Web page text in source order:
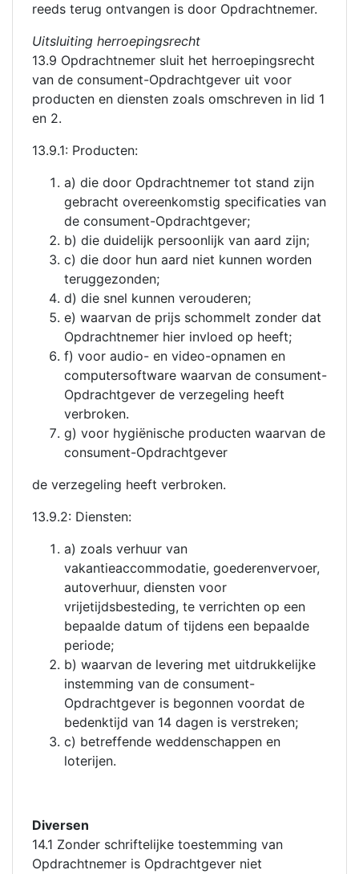
reeds terug ontvangen is door Opdrachtnemer.
Uitsluiting herroepingsrecht
13.9 Opdrachtnemer sluit het herroepingsrecht
van de consument-Opdrachtgever uit voor
producten en diensten zoals omschreven in lid 1
en 2.
13.9.1: Producten:
a) die door Opdrachtnemer tot stand zijn
gebracht overeenkomstig specificaties van
de consument-Opdrachtgever;
b) die duidelijk persoonlijk van aard zijn;
c) die door hun aard niet kunnen worden
teruggezonden;
d) die snel kunnen verouderen;
e) waarvan de prijs schommelt zonder dat
Opdrachtnemer hier invloed op heeft;
f) voor audio- en video-opnamen en
computersoftware waarvan de consument-
Opdrachtgever de verzegeling heeft
verbroken.
g) voor hygiënische producten waarvan de
consument-Opdrachtgever
de verzegeling heeft verbroken.
13.9.2: Diensten:
a) zoals verhuur van
vakantieaccommodatie, goederenvervoer,
autoverhuur, diensten voor
vrijetijdsbesteding, te verrichten op een
bepaalde datum of tijdens een bepaalde
periode;
b) waarvan de levering met uitdrukkelijke
instemming van de consument-
Opdrachtgever is begonnen voordat de
bedenktijd van 14 dagen is verstreken;
c) betreffende weddenschappen en
loterijen.
Diversen
14.1 Zonder schriftelijke toestemming van
Opdrachtnemer is Opdrachtgever niet